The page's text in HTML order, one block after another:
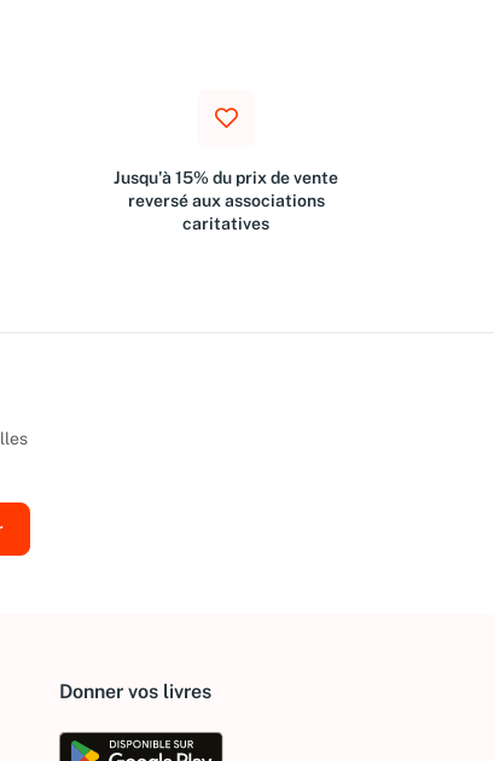
Jusqu'à 15% du prix de vente
reversé aux associations
caritatives
Donner vos livres